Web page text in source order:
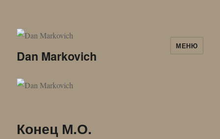
Dan Markovich
МЕНЮ
Конец М.О.